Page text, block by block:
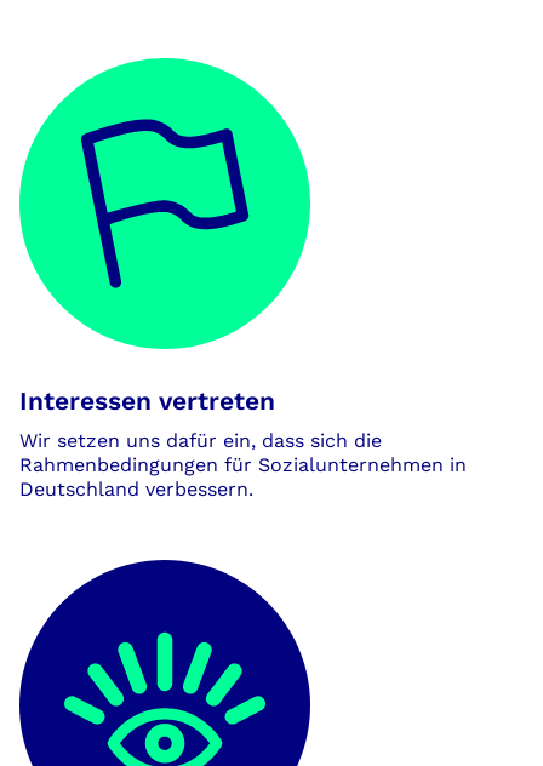
Interessen vertreten
Wir setzen uns dafür ein, dass sich die
Rahmenbedingungen für Sozialunternehmen in
Deutschland verbessern.